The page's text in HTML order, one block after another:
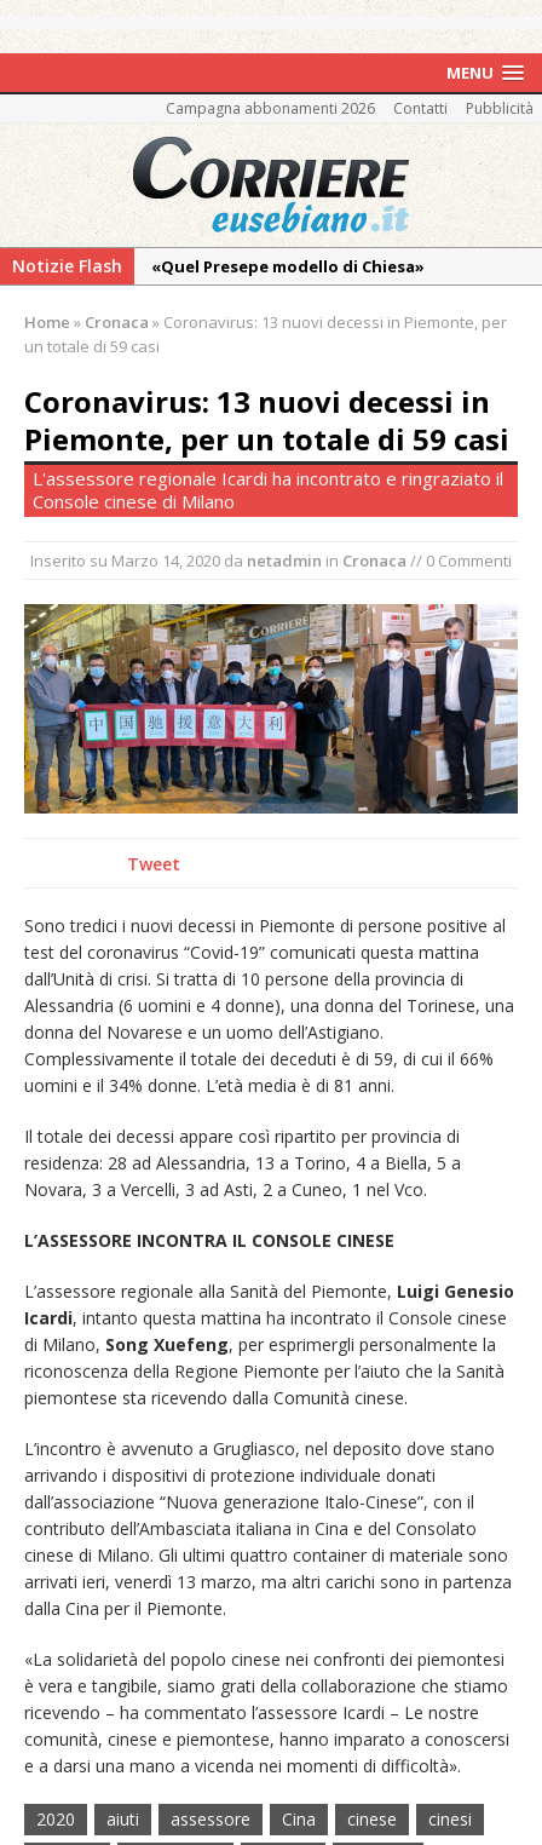
MENU
Campagna abbonamenti 2026 Contatti Pubblicità
Notizie Flash
«Quel Presepe modello di Chiesa»
Ringraziamento: convegno, messa e
La Pro verso l’avvio della Stagione
La Regione stanzia oltre 38mila euro per il
carnevale di Santhià. La soddisfazione della
Pro Loco
naturale per la siccità estrema e gli incendi
Crisi idrica: il Comune di Vercelli introduce
alcune limitazioni all’utilizzo dell’acqua
Incendio sul Monte Barone: si estende il
fronte. Evacuato il rifugio e chiusi tutti i
sentieri
Dieci anni fa l’ingresso a Vercelli
dell’arcivescovo mons. Marco Arnolfo
Home » Cronaca » Coronavirus: 13 nuovi decessi in Piemonte, per
un totale di 59 casi
Coronavirus: 13 nuovi decessi in
Piemonte, per un totale di 59 casi
L'assessore regionale Icardi ha incontrato e ringraziato il
Console cinese di Milano
Inserito su Marzo 14, 2020 da netadmin in Cronaca // 0 Commenti
Tweet
Sono tredici i nuovi decessi in Piemonte di persone positive al
test del coronavirus “Covid-19” comunicati questa mattina
dall’Unità di crisi. Si tratta di 10 persone della provincia di
Alessandria (6 uomini e 4 donne), una donna del Torinese, una
donna del Novarese e un uomo dell’Astigiano.
Complessivamente il totale dei deceduti è di 59, di cui il 66%
uomini e il 34% donne. L’età media è di 81 anni.
Il totale dei decessi appare così ripartito per provincia di
residenza: 28 ad Alessandria, 13 a Torino, 4 a Biella, 5 a
Novara, 3 a Vercelli, 3 ad Asti, 2 a Cuneo, 1 nel Vco.
L’ASSESSORE INCONTRA IL CONSOLE CINESE
L’assessore regionale alla Sanità del Piemonte, Luigi Genesio
Icardi, intanto questa mattina ha incontrato il Console cinese
di Milano, Song Xuefeng, per esprimergli personalmente la
riconoscenza della Regione Piemonte per l’aiuto che la Sanità
piemontese sta ricevendo dalla Comunità cinese.
L’incontro è avvenuto a Grugliasco, nel deposito dove stano
arrivando i dispositivi di protezione individuale donati
dall’associazione “Nuova generazione Italo-Cinese”, con il
contributo dell’Ambasciata italiana in Cina e del Consolato
cinese di Milano. Gli ultimi quattro container di materiale sono
arrivati ieri, venerdì 13 marzo, ma altri carichi sono in partenza
dalla Cina per il Piemonte.
«La solidarietà del popolo cinese nei confronti dei piemontesi
è vera e tangibile, siamo grati della collaborazione che stiamo
ricevendo – ha commentato l’assessore Icardi – Le nostre
comunità, cinese e piemontese, hanno imparato a conoscersi
e a darsi una mano a vicenda nei momenti di difficoltà».
2020 aiuti assessore Cina cinese
cinesi